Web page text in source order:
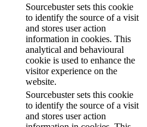
Sourcebuster sets this cookie
to identify the source of a visit
and stores user action
information in cookies. This
analytical and behavioural
cookie is used to enhance the
visitor experience on the
website.
Sourcebuster sets this cookie
to identify the source of a visit
and stores user action